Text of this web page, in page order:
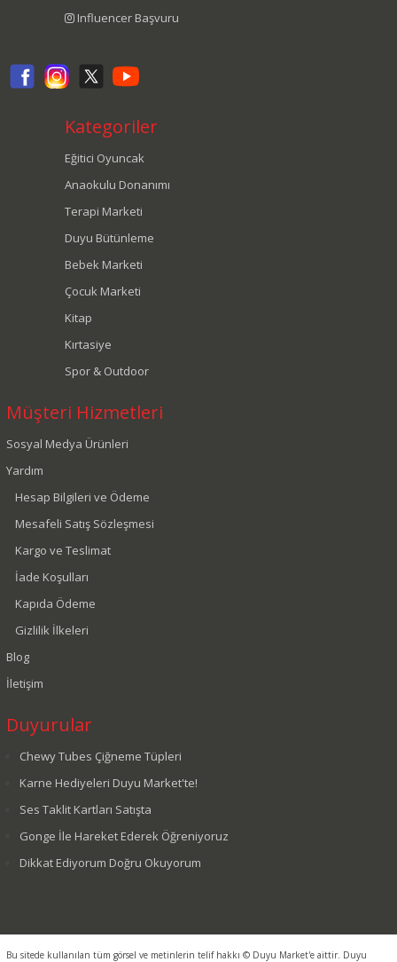
Influencer Başvuru
Kategoriler
Eğitici Oyuncak
Anaokulu Donanımı
Terapi Marketi
Duyu Bütünleme
Bebek Marketi
Çocuk Marketi
Kitap
Kırtasiye
Spor & Outdoor
Müşteri Hizmetleri
Sosyal Medya Ürünleri
Yardım
Hesap Bilgileri ve Ödeme
Mesafeli Satış Sözleşmesi
Kargo ve Teslimat
İade Koşulları
Kapıda Ödeme
Gizlilik İlkeleri
Blog
İletişim
Duyurular
Chewy Tubes Çiğneme Tüpleri
Karne Hediyeleri Duyu Market'te!
Ses Taklit Kartları Satışta
Gonge İle Hareket Ederek Öğreniyoruz
Dikkat Ediyorum Doğru Okuyorum
Bu sitede kullanılan tüm görsel ve metinlerin telif hakkı © Duyu Market'e aittir. Duyu